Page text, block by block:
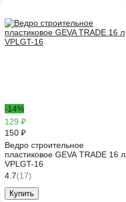
-14%
129 ₽
150 ₽
Ведро строительное
пластиковое GEVA TRADE 16 л
VPLGT-16
4.7(17)
Купить